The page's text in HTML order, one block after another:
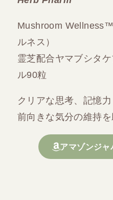
Mushroom
ルネス）
霊芝配合ヤマブシタ
ル90粒
クリアな思考、記憶
前向きな気分の維持を
アマゾンジャ